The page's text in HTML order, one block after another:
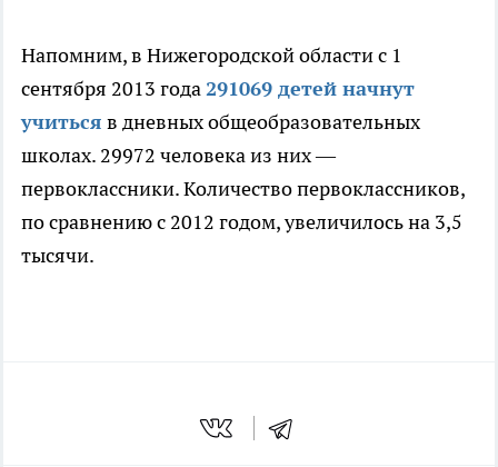
Напомним, в Нижегородской области с 1
сентября 2013 года291069 детей начнут
учиться в дневных общеобразовательных
школах. 29972 человека из них —
первоклассники. Количество первоклассников,
по сравнению с 2012 годом, увеличилось на 3,5
тысячи.